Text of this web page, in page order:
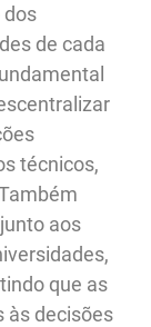
dos
de cada
técnicos,
aos
que as
às decisões